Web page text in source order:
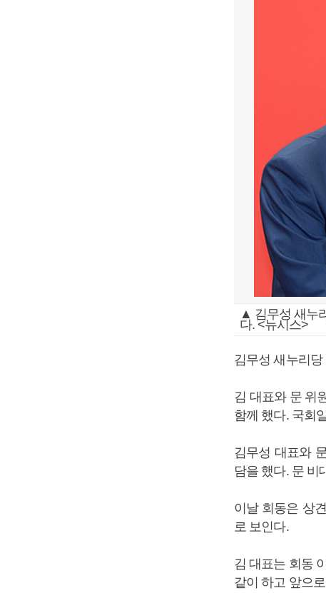
▲ 김무성 새누
다. <뉴시스>
김무성 새누리
김 대표와 문 위
함께 했다. 국회
김무성 대표와
담을 했다. 문 비
이날 회동은 상
로 보인다.
김 대표는 회동
같이 하고 앞으